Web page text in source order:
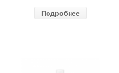
Подробнее